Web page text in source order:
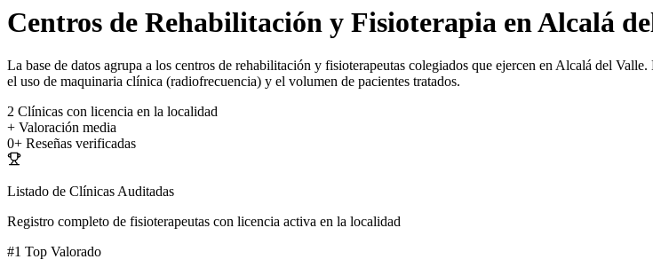
Centros de Rehabilitación y Fisioterapia en Alcalá
La base de datos agrupa a los centros de rehabilitación y fisioterapeutas colegiados que ejercen en Alcalá del
el uso de maquinaria clínica (radiofrecuencia) y el volumen de pacientes tratados.
2 Clínicas con licencia en la localidad
+ Valoración media
0+ Reseñas verificadas
Listado de Clínicas Auditadas
Registro completo de fisioterapeutas con licencia activa en la localidad
#1 Top Valorado